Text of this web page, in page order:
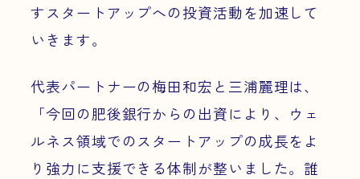
すスタートアップへの投資活動を加速して
いきます。
代表パートナーの梅田和宏と三浦麗理は、
「今回の肥後銀行からの出資により、ウェ
ルネス領域でのスタートアップの成長をよ
り強力に支援できる体制が整いました。誰